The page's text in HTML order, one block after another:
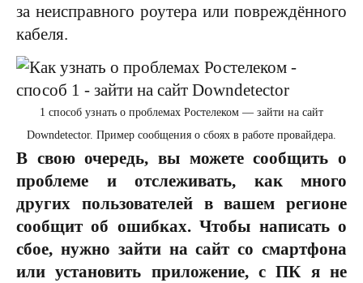
за неисправного роутера или повреждённого
кабеля.
1 способ узнать о проблемах Ростелеком — зайти на сайт
Downdetector. Пример сообщения о сбоях в работе провайдера.
В свою очередь, вы можете сообщить о
проблеме и отслеживать, как много
других пользователей в вашем регионе
сообщит об ошибках. Чтобы написать о
сбое, нужно зайти на сайт со смартфона
или установить приложение, с ПК я не